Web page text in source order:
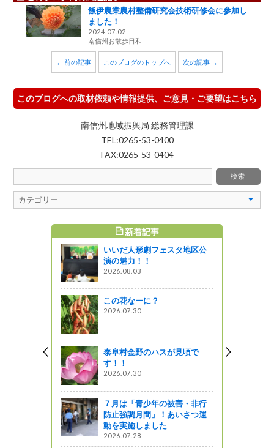
飯伊農業農村整備研究会技術研修会に参加し
ました！
2024.07.02
南信州お散歩日和
← 前の記事 このブログのトップへ 次の記事 →
このブログへの取材依頼や情報提供、ご意見・ご要望はこちら
南信州地域振興局 総務管理課
TEL:0265-53-0400
FAX:0265-53-0404
新着記事
いいだ人形劇フェスタ地区公
演の魅力！！
2026.08.03
この花なーに？
2026.07.30
泰阜村金野のハスが見頃で
す！！
2026.07.30
７月は「青少年の被害・非行
防止強調月間」！あいさつ運
動を実施しました
2026.07.28